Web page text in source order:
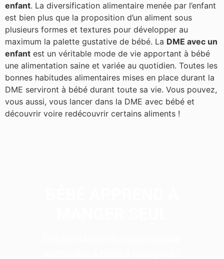
enfant. La diversification alimentaire menée par l’enfant
est bien plus que la proposition d’un aliment sous
plusieurs formes et textures pour développer au
maximum la palette gustative de bébé. La DME avec un
enfant est un véritable mode de vie apportant à bébé
une alimentation saine et variée au quotidien. Toutes les
bonnes habitudes alimentaires mises en place durant la
DME serviront à bébé durant toute sa vie. Vous pouvez,
vous aussi, vous lancer dans la DME avec bébé et
découvrir voire redécouvrir certains aliments !